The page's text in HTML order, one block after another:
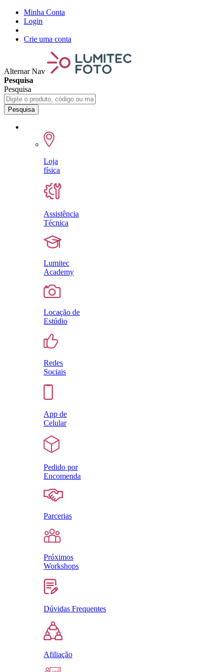
Minha Conta
Login
Crie uma conta
Alternar Nav
Pesquisa
Pesquisa
Pesquisa
Loja
física
Assistência
Técnica
Lumitec
Academy
Locação de
Estúdio
Redes
Sociais
App de
Celular
Pedido por
Encomenda
Parcerias
Próximos
Workshops
Dúvidas Frequentes
Afiliação